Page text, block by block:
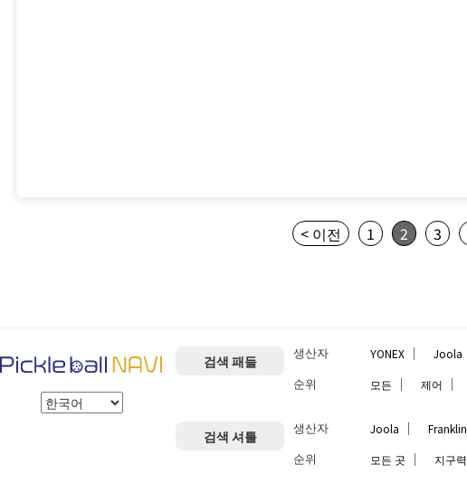
< 이전 1 2 3
검색 패들 생산자 YONEX ｜ Joola
순위 모든 ｜ 제어 ｜
검색 셔틀 생산자 Joola ｜ Franklin
순위 모든 곳 ｜ 지구력